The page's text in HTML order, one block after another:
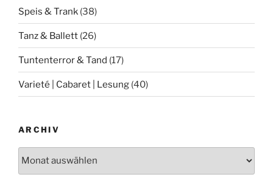
Speis & Trank (38)
Tanz & Ballett (26)
Tuntenterror & Tand (17)
Varieté | Cabaret | Lesung (40)
ARCHIV